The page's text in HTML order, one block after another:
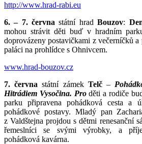
http://www.hrad-rabi.eu
6. – 7. června státní hradBouzov:
mohou strávit děti buď v hradním
doprovázeny postavičkami z večerníčků
paláci na prohlídce s Ohnivcem.
www.hrad-bouzov.cz
7. červnastátní zámek Telč–
Hitrádiem Vysočina. Proděti a rodiče
parku připravena pohádková cesta a
pohádkové postavy. Mladý pan
z Valdštejna projdou s dětmi renesanční
řemeslníci se svými výrobky, a
pohádková kavárna.